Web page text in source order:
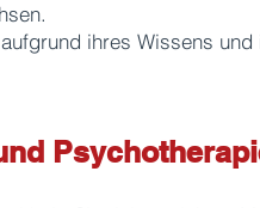
ihres Wissens und